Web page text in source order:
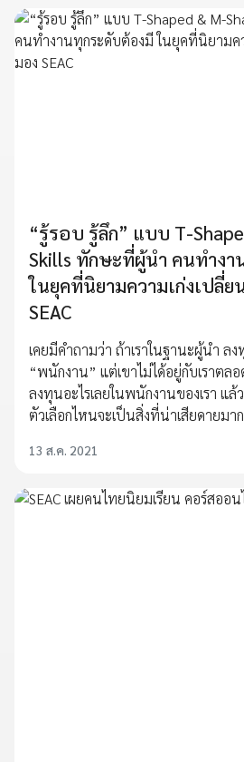
“รู้รอบ รู้ลึก” แบบ T-
Skills ทักษะที่ผู้นำ คนทำง
ในยุคที่นิยามความเก่งเปลี่
SEAC
เคยมีคำถามว่า ถ้าเราในฐานะผู้นำ ล
“พนักงาน” แต่เขาไม่ได้อยู่กับเราตลอ
ลงทุนอะไรเลยในพนักงานของเรา แล้
ตัวเลือกไหนจะเป็นสิ่งที่น่าเสียดายมา
13 ส.ค. 2021